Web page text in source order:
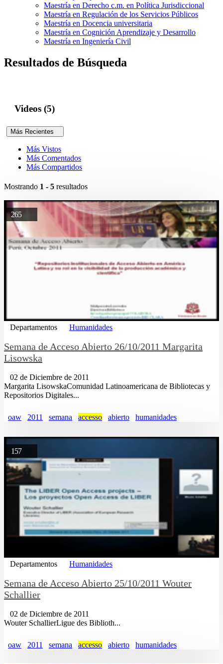
Maestría en Derecho c.m. en Política Jurisdiccional
Maestría en Regulación de los Servicios Públicos
Maestría en Docencia universitaria
Maestría en Cognición Aprendizaje y Desarrollo
Maestría en Ingeniería Civil
Resultados de Búsqueda
Videos (5)
Más Recientes
Más Vistos
Más Comentados
Más Compartidos
Mostrando 1 - 5 resultados
265
Departamentos Humanidades
Semana de Acceso Abierto 26/10/2011 Margarita
Lisowska
02 de Diciembre de 2011
Margarita LisowskaComunidad Latinoamericana de Bibliotecas y
Repositorios Digitales...
oaw 2011 semana accesso abierto humanidades
157
Departamentos Humanidades
Semana de Acceso Abierto 25/10/2011 Wouter
Schallier
02 de Diciembre de 2011
Wouter SchallierLigue des Biblioth...
oaw 2011 semana accesso abierto humanidades